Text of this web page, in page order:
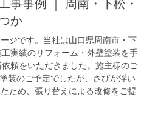
か
ジです。当社は山口県周南市・下
実績のリフォーム・外壁塗装を手
頼をいただきました。施主様のご
装のご予定でしたが、さびが浮い
ため、張り替えによる改修をご提